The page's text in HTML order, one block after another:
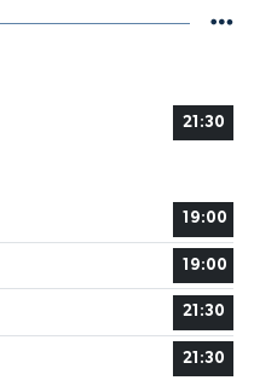
21:30
19:00
19:00
21:30
21:30